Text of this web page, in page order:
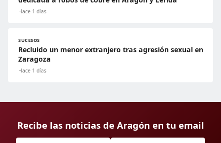
Hace 1 días
SUCESOS
Recluido un menor extranjero tras agresión sexual en
Zaragoza
Hace 1 días
Recibe las noticias de Aragón en tu email